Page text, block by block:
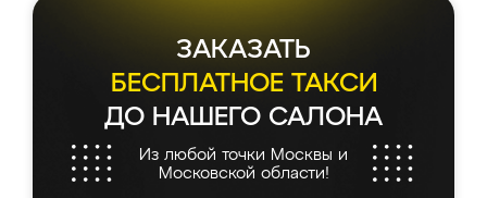
ЗАКАЗАТЬ
БЕСПЛАТНОЕ ТАКСИ
ДО НАШЕГО САЛОНА
Из любой точки Москвы и
Московской области!